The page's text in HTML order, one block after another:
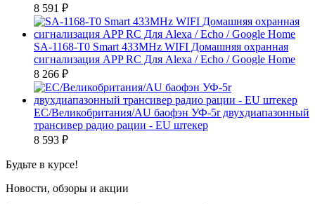
8 591 ₽
SA-1168-T0 Smart 433MHz WIFI Домашняя охранная
сигнализация APP RC Для Alexa / Echo / Google Home
8 266 ₽
ЕС/Великобритания/AU баофэн УФ-5r двухдиапазонный
трансивер радио рации - EU штекер
8 593 ₽
Будьте в курсе!
Новости, обзоры и акции